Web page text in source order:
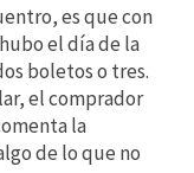
es que con
el día de la
boletos o tres.
el comprador
la
de lo que no